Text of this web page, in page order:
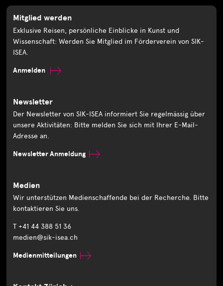
Mitglied werden
Exklusive Reisen, persönliche Einblicke in Kunst und
Wissenschaft: Werden Sie Mitglied im Förderverein von SIK-
ISEA.
Anmelden
Newsletter
Der Newsletter von SIK-ISEA informiert Sie regelmässig über
unsere Aktivitäten: Bitte melden Sie sich mit Ihrer E-Mail-
Adresse an.
Newsletter Anmeldung
Medien
Wir unterstützen Medienschaffende bei der Recherche. Bitte
kontaktieren Sie uns.
T +41 44 388 51 36
medien@sik-isea.ch
Medienmitteilungen